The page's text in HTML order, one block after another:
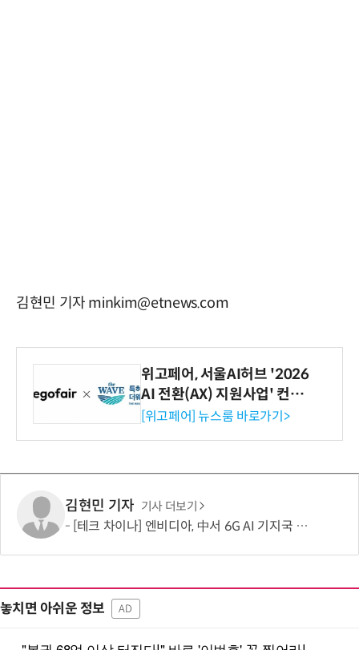
김현민 기자 minkim@etnews.com
위고페어, 서울AI허브 '2026
AI 전환(AX) 지원사업' 컨소
시엄 선정
[위고페어] 뉴스룸 바로가기>
김현민 기자 기사 더보기
[테크 차이나] 엔비디아, 中서 6G AI 기지국 파트너 물색…'엣지 AI' 시대 겨냥한 공급망 구축 본격화
놓치면 아쉬운 정보 AD